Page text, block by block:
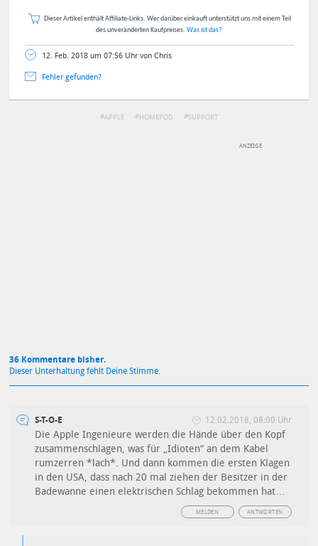
Dieser Artikel enthält Affiliate-Links. Wer darüber einkauft unterstützt uns mit einem Teil
des unveränderten Kaufpreises. Was ist das?
12. Feb. 2018 um 07:56 Uhr von Chris
Fehler gefunden?
APPLE HOMEPOD SUPPORT
36 Kommentare bisher.
Dieser Unterhaltung fehlt Deine Stimme.
S-T-O-E 12.02.2018, 08:00 Uhr
Die Apple Ingenieure werden die Hände über den Kopf
zusammenschlagen, was für „Idioten“ an dem Kabel
rumzerren *lach*. Und dann kommen die ersten Klagen
in den USA, dass nach 20 mal ziehen der Besitzer in der
Badewanne einen elektrischen Schlag bekommen hat…
ANTWORTEN
MELDEN